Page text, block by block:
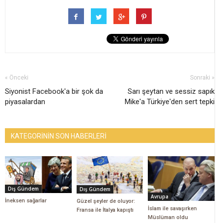
« Önceki
Siyonist Facebook'a bir şok da
piyasalardan
Sonraki »
Sarı şeytan ve sessiz sapık
Mike'a Türkiye'den sert tepki
KATEGORİNİN SON HABERLERİ
Dış Gündem
İneksen sağarlar
Dış Gündem
Güzel şeyler de oluyor:
Fransa ile İtalya kapıştı
Avrupa
İslam ile savaşırken
Müslüman oldu